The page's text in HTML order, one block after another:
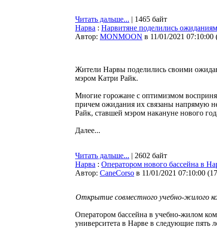
Читать дальше... | 1465 байт
Нарва : Нарвитяне поделились
Автор: MONMOON в 11/01/2021 07:10:00
Жители Нарвы поделились своими
мэром Катри Райк.
Многие горожане с оптимизмом
причем ожидания их связаны напрямую
Райк, ставшей мэром накануне нового
Далее...
Читать дальше... | 2602 байт
Нарва : Оператором нового бассейна в
Автор: CaneCorso в 11/01/2021 07:10:00 (
Открытие совместного учебно-жилого
Оператором бассейна в учебно-жилом
университета в Нарве в следующие пять